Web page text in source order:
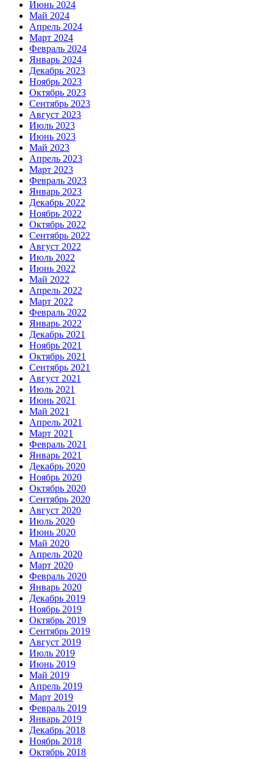
Июнь 2024
Май 2024
Апрель 2024
Март 2024
Февраль 2024
Январь 2024
Декабрь 2023
Ноябрь 2023
Октябрь 2023
Сентябрь 2023
Август 2023
Июль 2023
Июнь 2023
Май 2023
Апрель 2023
Март 2023
Февраль 2023
Январь 2023
Декабрь 2022
Ноябрь 2022
Октябрь 2022
Сентябрь 2022
Август 2022
Июль 2022
Июнь 2022
Май 2022
Апрель 2022
Март 2022
Февраль 2022
Январь 2022
Декабрь 2021
Ноябрь 2021
Октябрь 2021
Сентябрь 2021
Август 2021
Июль 2021
Июнь 2021
Май 2021
Апрель 2021
Март 2021
Февраль 2021
Январь 2021
Декабрь 2020
Ноябрь 2020
Октябрь 2020
Сентябрь 2020
Август 2020
Июль 2020
Июнь 2020
Май 2020
Апрель 2020
Март 2020
Февраль 2020
Январь 2020
Декабрь 2019
Ноябрь 2019
Октябрь 2019
Сентябрь 2019
Август 2019
Июль 2019
Июнь 2019
Май 2019
Апрель 2019
Март 2019
Февраль 2019
Январь 2019
Декабрь 2018
Ноябрь 2018
Октябрь 2018